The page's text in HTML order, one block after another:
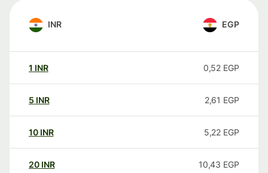
INR EGP
1 INR 0,52 EGP
5 INR 2,61 EGP
10 INR 5,22 EGP
20 INR 10,43 EGP